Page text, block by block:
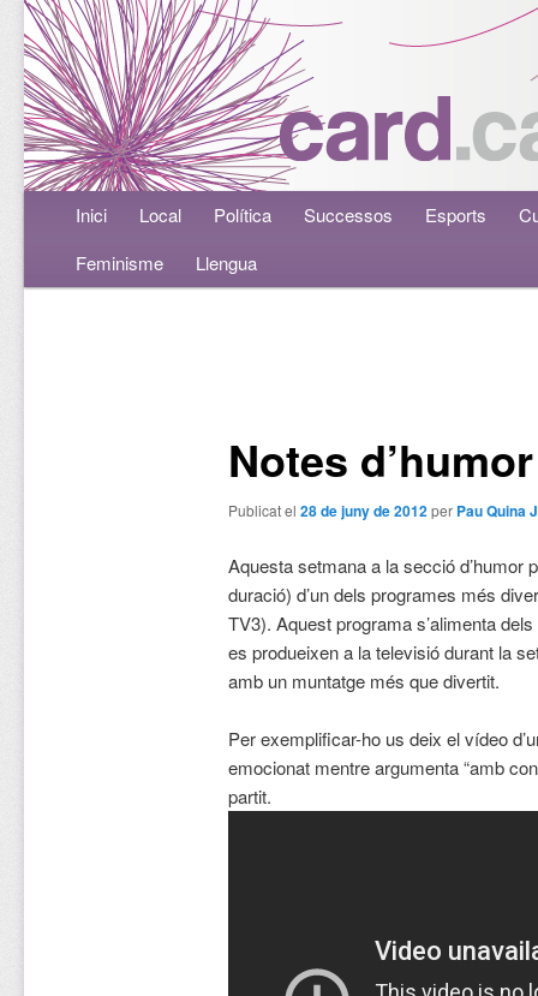
Menú principalAneu al contingut principal
Aneu al contingut secundari
Inici Local Política Successos Esports
Feminisme
Llengua
Notes d’humor
Publicat el 28 de juny de 2012per Pau Quina
Aquesta setmana a la secció d’humor
duració) d’un dels programes més
TV3). Aquest programa s’alimenta
es produeixen a la televisió durant la
amb un muntatge més que divertit.
Per exemplificar-ho us deix el vídeo
emocionat mentre argumenta “amb
partit.